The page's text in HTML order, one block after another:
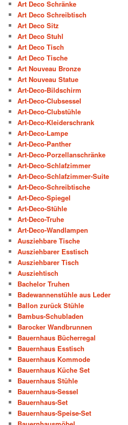
Art Deco Schränke
Art Deco Schreibtisch
Art Deco Sitz
Art Deco Stuhl
Art Deco Tisch
Art Deco Tische
Art Nouveau Bronze
Art Nouveau Statue
Art-Deco-Bildschirm
Art-Deco-Clubsessel
Art-Deco-Clubstühle
Art-Deco-Kleiderschrank
Art-Deco-Lampe
Art-Deco-Panther
Art-Deco-Porzellanschränke
Art-Deco-Schlafzimmer
Art-Deco-Schlafzimmer-Suite
Art-Deco-Schreibtische
Art-Deco-Spiegel
Art-Deco-Stühle
Art-Deco-Truhe
Art-Deco-Wandlampen
Ausziehbare Tische
Ausziehbarer Esstisch
Ausziehbarer Tisch
Ausziehtisch
Bachelor Truhen
Badewannenstühle aus Leder
Ballon zurück Stühle
Bambus-Schubladen
Barocker Wandbrunnen
Bauernhaus Bücherregal
Bauernhaus Esstisch
Bauernhaus Kommode
Bauernhaus Küche Set
Bauernhaus Stühle
Bauernhaus-Sessel
Bauernhaus-Set
Bauernhaus-Speise-Set